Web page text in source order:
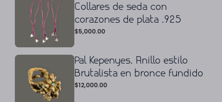
Collares de seda con
corazones de plata .925
$5,000.00
Pal Kepenyes. Anillo estilo
Brutalista en bronce fundido
$12,000.00